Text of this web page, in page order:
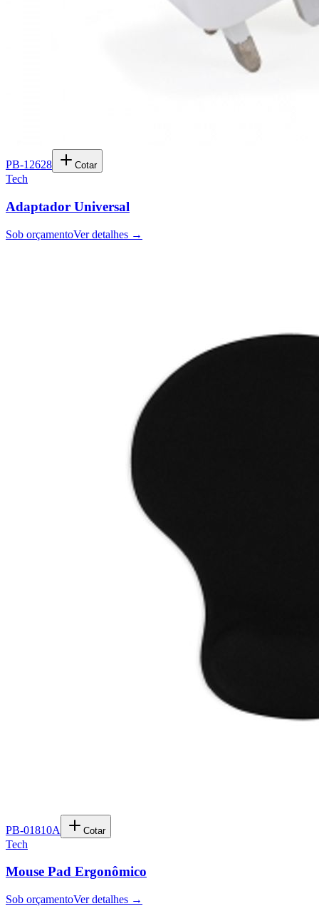
PB-12628 Cotar
Tech
Adaptador Universal
Sob orçamentoVer detalhes →
PB-01810A Cotar
Tech
Mouse Pad Ergonômico
Sob orçamentoVer detalhes →